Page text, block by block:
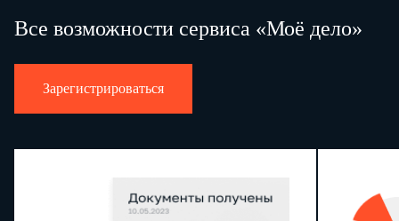
Все возможности сервиса «Моё дело»
Зарегистрироваться